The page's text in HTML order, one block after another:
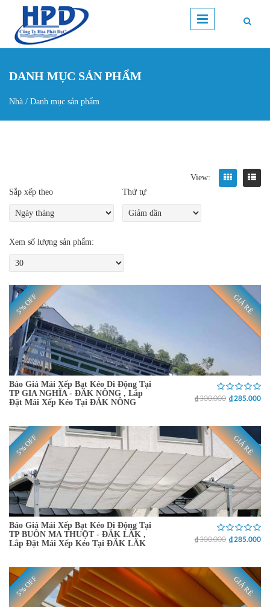
Nhảy đến nội dung
DANH MỤC SẢN PHẨM
Nhà / Danh mục sản phẩm
View:
Sắp xếp theo
Thứ tự
Xem số lượng sản phẩm:
5% OFF GIÁ RẺ
Báo Giá Mái Xếp Bạt Kéo Di Động Tại
TP GIA NGHĨA - ĐĂK NÔNG , Lắp
Đặt Mái Xếp Kéo Tại ĐĂK NÔNG
₫ 300.000 ₫ 285.000
5% OFF GIÁ RẺ
Báo Giá Mái Xếp Bạt Kéo Di Động Tại
TP BUÔN MA THUỘT - ĐĂK LĂK ,
Lắp Đặt Mái Xếp Kéo Tại ĐĂK LĂK
₫ 300.000 ₫ 285.000
5% OFF GIÁ RẺ